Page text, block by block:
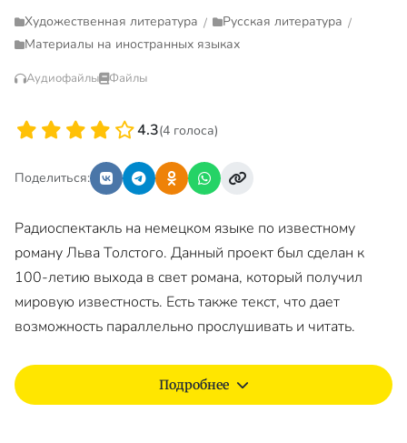
Художественная литература / Русская литература /
Материалы на иностранных языках
Аудиофайлы Файлы
4.3(4 голоса)
Поделиться:
Радиоспектакль на немецком языке по известному
роману Льва Толстого. Данный проект был сделан к
100-летию выхода в свет романа, который получил
мировую известность. Есть также текст, что дает
возможность параллельно прослушивать и читать.
Подробнее